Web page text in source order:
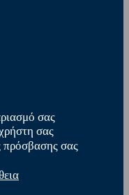
σας
σας
πρόσβασης σας